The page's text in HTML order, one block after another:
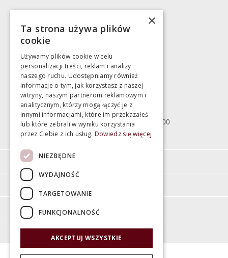
783 043 083
Magazyn
Bartycka 24/26 Hala 100
00-716 Warszawa
poniedziałek - piątek 10:00 - 18:00
sobota 10:00 - 15:00
Moje konto
O firmie
×
Ta strona używa plików
cookie
Używamy plików cookie w celu
personalizacji treści, reklam i analizy
naszego ruchu. Udostępniamy również
informacje o tym, jak korzystasz z naszej
witryny, naszym partnerom reklamowym i
analitycznym, którzy mogą łączyć je z
innymi informacjami, które im przekazałeś
lub które zebrali w wyniku korzystania
przez Ciebie z ich usług. Dowiedz się więcej
NIEZBĘDNE
WYDAJNOŚĆ
TARGETOWANIE
FUNKCJONALNOŚĆ
AKCEPTUJ WSZYSTKIE